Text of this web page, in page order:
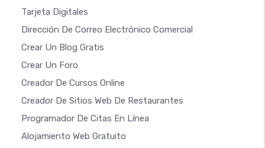
Tarjeta Digitales
Dirección De Correo Electrónico Comercial
Crear Un Blog Gratis
Crear Un Foro
Creador De Cursos Online
Creador De Sitios Web De Restaurantes
Programador De Citas En Línea
Alojamiento Web Gratuito